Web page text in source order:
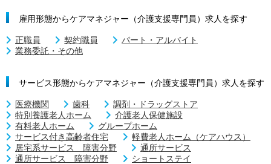
雇用形態からケアマネジャー（介護支援専門員）求人を探す
正職員 契約職員
パート・アルバイト
業務委託・その他
サービス形態からケアマネジャー（介護支援専門員）求人を探す
医療機関 歯科
調剤・ドラッグストア
特別養護老人ホーム
介護老人保健施設
有料老人ホーム
グループホーム
サービス付き高齢者住宅
軽費老人ホーム（ケアハウス）
居宅系サービス 障害分野
通所サービス
通所サービス 障害分野
ショートステイ